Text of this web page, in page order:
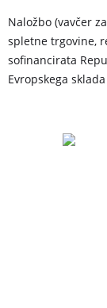
Naložbo (vavčer
spletne trgovine,
sofinancirata
Evropskega